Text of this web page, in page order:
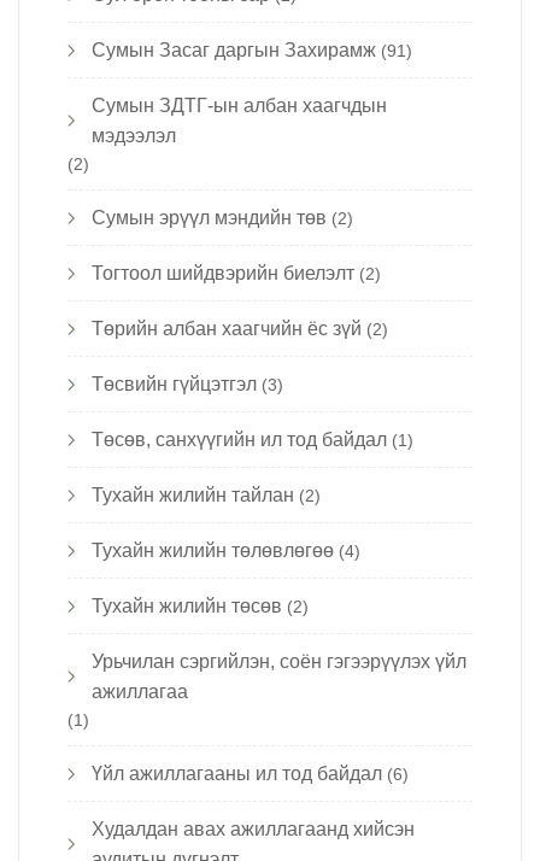
Сумын Засаг даргын Захирамж (91)
Сумын ЗДТГ-ын албан хаагчдын
мэдээлэл
(2)
Сумын эрүүл мэндийн төв (2)
Тогтоол шийдвэрийн биелэлт (2)
Төрийн албан хаагчийн ёс зүй (2)
Төсвийн гүйцэтгэл (3)
Төсөв, санхүүгийн ил тод байдал (1)
Тухайн жилийн тайлан (2)
Тухайн жилийн төлөвлөгөө (4)
Тухайн жилийн төсөв (2)
Урьчилан сэргийлэн, соён гэгээрүүлэх үйл
ажиллагаа
(1)
Үйл ажиллагааны ил тод байдал (6)
Худалдан авах ажиллагаанд хийсэн